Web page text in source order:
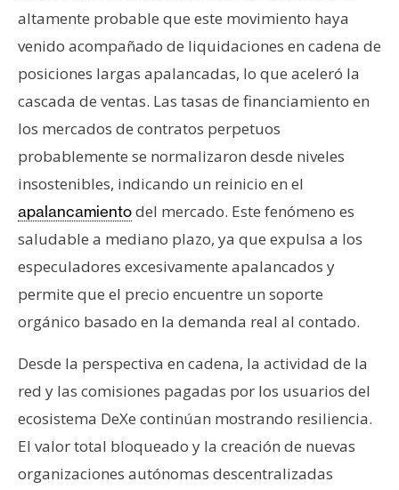
altamente probable que este movimiento haya
venido acompañado de liquidaciones en cadena de
posiciones largas apalancadas, lo que aceleró la
cascada de ventas. Las tasas de financiamiento en
los mercados de contratos perpetuos
probablemente se normalizaron desde niveles
insostenibles, indicando un reinicio en el
apalancamientodel mercado. Este fenómeno es
saludable a mediano plazo, ya que expulsa a los
especuladores excesivamente apalancados y
permite que el precio encuentre un soporte
orgánico basado en la demanda real al contado.
Desde la perspectiva en cadena, la actividad de la
red y las comisiones pagadas por los usuarios del
ecosistema DeXe continúan mostrando resiliencia.
El valor total bloqueado y la creación de nuevas
organizaciones autónomas descentralizadas